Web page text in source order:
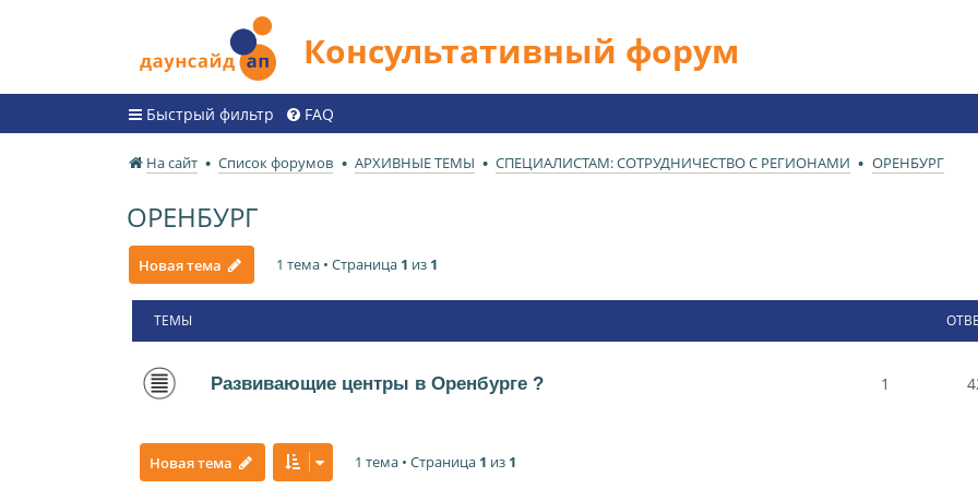
Консультативный форум
Быстрый фильтр FAQ
На сайт Список форумов АРХИВНЫЕ ТЕМЫ СПЕЦИАЛИСТАМ: СОТРУДНИЧЕСТВО С РЕГИОНАМИ ОРЕНБУРГ
ОРЕНБУРГ
Новая тема 1 тема • Страница 1 из 1
ТЕМЫ
Развивающие центры в Оренбурге ? 1
Новая тема 1 тема • Страница 1 из 1